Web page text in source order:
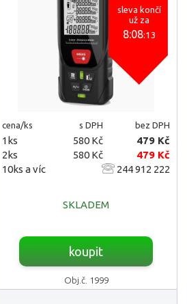
sleva končí
už za
8:08:11
cena/ks s DPH bez DPH
1ks 580 Kč
479 Kč
2ks
580 Kč
479 Kč
10ks a víc
244 912 222
SKLADEM
koupit
Obj.č. 1999